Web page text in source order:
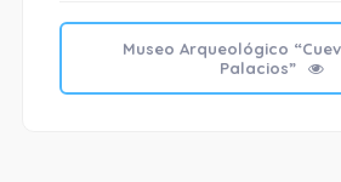
Museo Arqueológico
Palacios”